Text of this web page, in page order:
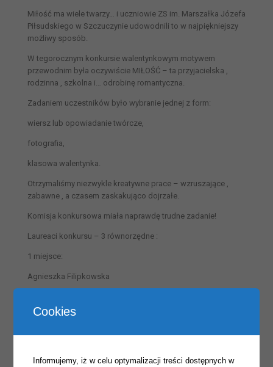
Miłość ma wiele twarzy… i uczniowie ZS im. Marszałka Józefa
Piłsudskiego w Szczuczynie udowodnili to w najpiękniejszy
możliwy sposób.
W tegorocznym konkursie walentynkowym motywem
przewodnim była oczywiście MIŁOŚĆ – ta przyjacielska ,
rodzinna , szkolna i… odrobinę romantyczna.
Zadaniem uczestników było wybranie jednej z form:
wiersz lub opowiadanie twórcze,
fotografia,
klasowa walentynka.
Otrzymaliśmy niezwykle kreatywne prace – wzruszające ,
zabawne , a czasem zaskakująco dojrzałe.
Komisja konkursowa miała naprawdę trudne zadanie!
Laureaci konkursu – 3 równorzędne :
1 miejsce:
Agnieszka Filipkowska
Emilia Trojanowska
2 miejsce:
Agata Niebrzydowska
Cookies
Informujemy, iż w celu optymalizacji treści dostępnych w